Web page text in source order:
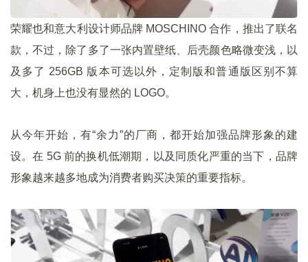
荣耀也和意大利设计师品牌 MOSCHINO 合作，推出了联名
款，不过，除了多了一张内置壁纸、后壳颜色略微变浅，以
及多了 256GB 版本可选以外，定制版和普通版区别不算
大，机身上也没有显然的 LOGO。
从今年开始，有“余力”的厂商，都开始加强品牌形象的建
设。在 5G 前的换机低潮期，以及同质化严重的当下，品牌
形象越来越多地成为消费者购买决策的重要指标。